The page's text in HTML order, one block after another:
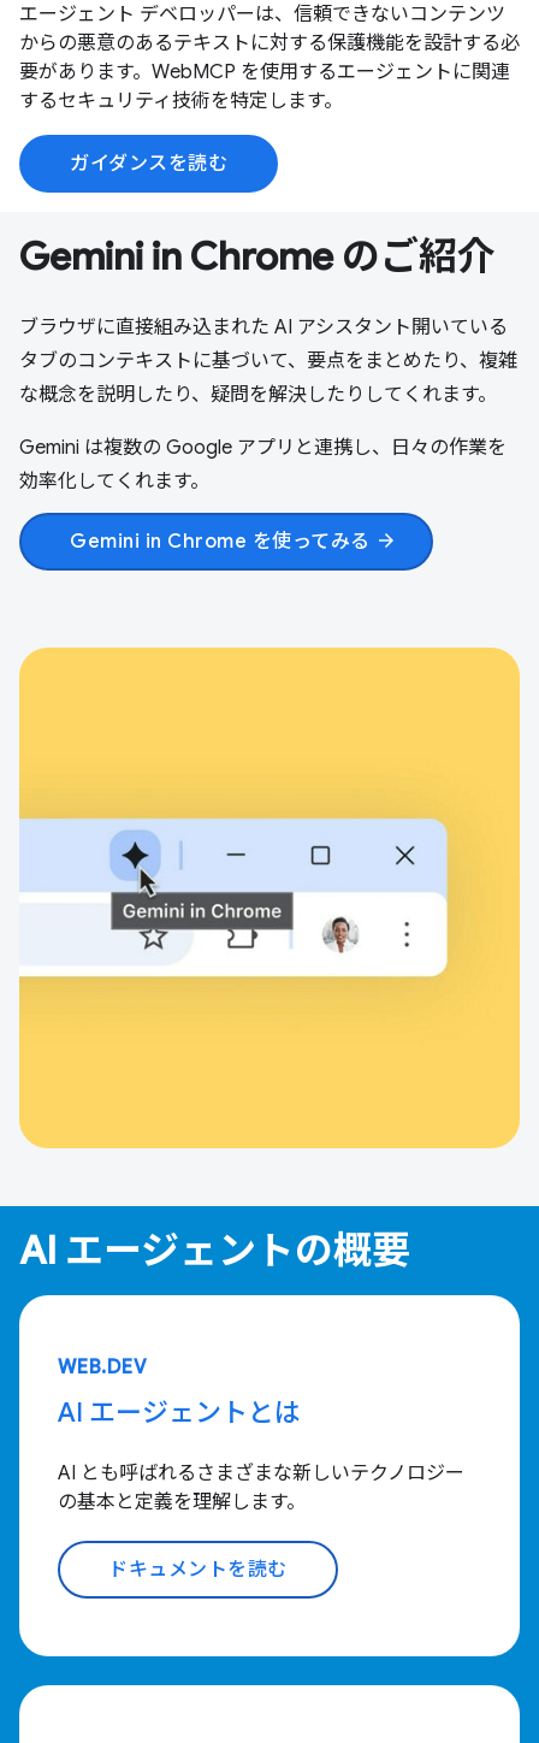
エージェント デベロッパーは、信頼できないコンテンツ
からの悪意のあるテキストに対する保護機能を設計する必
要があります。WebMCP を使用するエージェントに関連
するセキュリティ技術を特定します。
ガイダンスを読む
Gemini in Chrome のご紹介
ブラウザに直接組み込まれた AI アシスタント開いている
タブのコンテキストに基づいて、要点をまとめたり、複雑
な概念を説明したり、疑問を解決したりしてくれます。
Gemini は複数の Google アプリと連携し、日々の作業を
効率化してくれます。
Gemini in Chrome を使ってみる arrow_forward
AI エージェントの概要
WEB.DEV
AI エージェントとは
AI とも呼ばれるさまざまな新しいテクノロジー
の基本と定義を理解します。
ドキュメントを読む